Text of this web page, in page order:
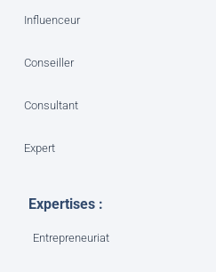
Influenceur
Conseiller
Consultant
Expert
Expertises :
Entrepreneuriat